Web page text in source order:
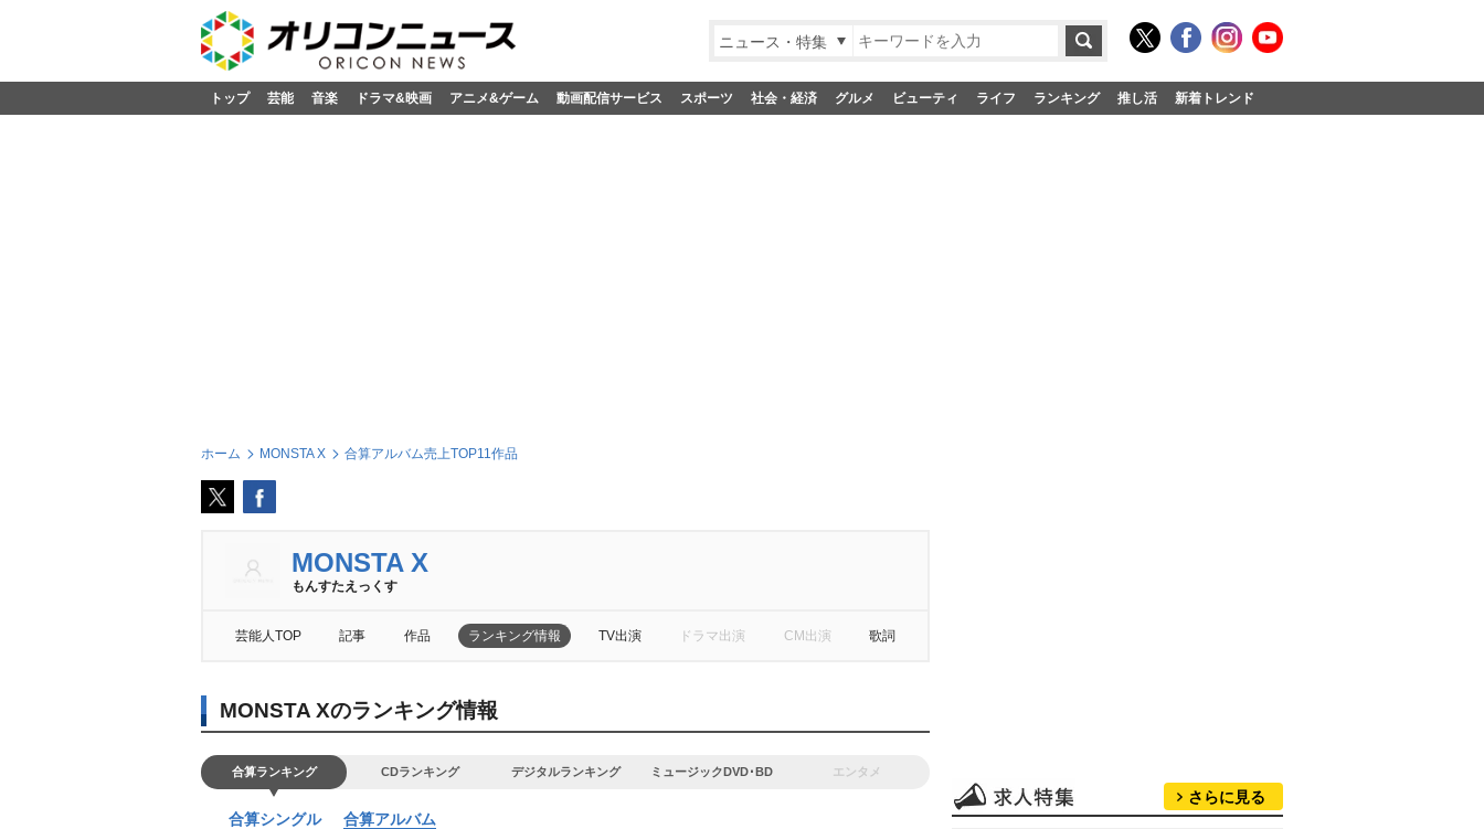
ニュース・特集
トップ 芸能 音楽 ドラマ&映画 アニメ&ゲーム 動画配信サービス スポーツ 社会・経済 グルメ ビューティ ライフ ランキング 推し活 新着トレンド
ホーム MONSTA X 合算アルバム売上TOP11作品
MONSTA X
もんすたえっくす
芸能人TOP 記事 作品 ランキング情報 TV出演 ドラマ出演 CM出演 歌詞
MONSTA Xのランキング情報
合算ランキング CDランキング デジタルランキング ミュージックDVD･BD エンタメ
合算シングル 合算アルバム
さらに見る